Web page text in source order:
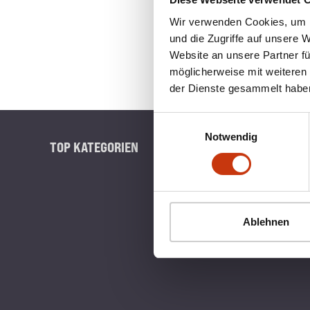
Wir verwenden Cookies,
und die Zugriffe auf unsere
Website an unsere Partner
möglicherweise mit
der Dienste gesammelt
Notwendig
Ablehnen
TOP KATEGORIEN